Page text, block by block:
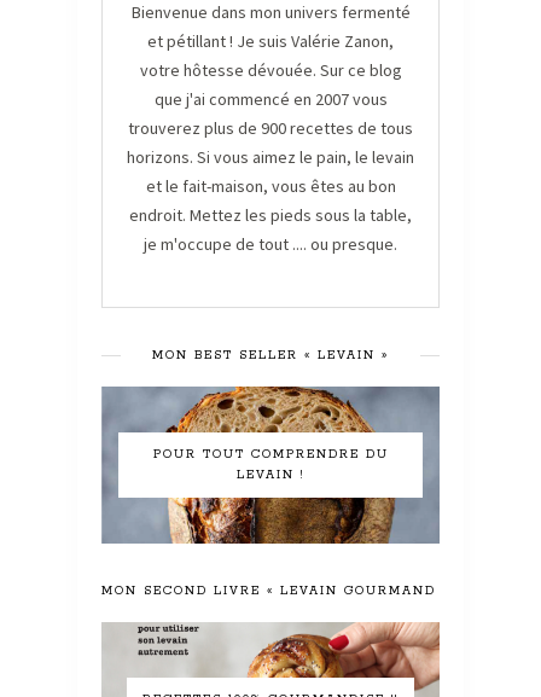
Bienvenue dans mon univers fermenté
et pétillant ! Je suis Valérie Zanon,
votre hôtesse dévouée. Sur ce blog
que j'ai commencé en 2007 vous
trouverez plus de 900 recettes de tous
horizons. Si vous aimez le pain, le levain
et le fait-maison, vous êtes au bon
endroit. Mettez les pieds sous la table,
je m'occupe de tout .... ou presque.
MON BEST SELLER « LEVAIN »
POUR TOUT COMPRENDRE DU
LEVAIN !
MON SECOND LIVRE « LEVAIN GOURMAND »